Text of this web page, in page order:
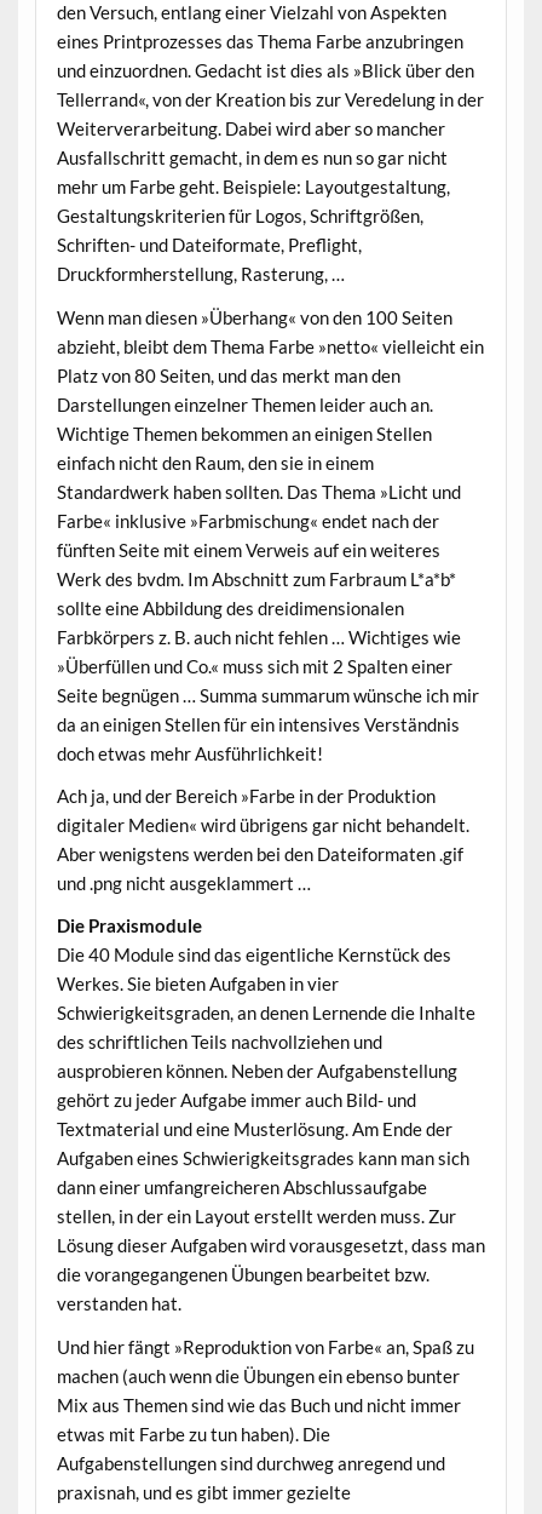
den Versuch, entlang einer Vielzahl von Aspekten
eines Printprozesses das Thema Farbe anzubringen
und einzuordnen. Gedacht ist dies als »Blick über den
Tellerrand«, von der Kreation bis zur Veredelung in der
Weiterverarbeitung. Dabei wird aber so mancher
Ausfallschritt gemacht, in dem es nun so gar nicht
mehr um Farbe geht. Beispiele: Layoutgestaltung,
Gestaltungskriterien für Logos, Schriftgrößen,
Schriften- und Dateiformate, Preflight,
Druckformherstellung, Rasterung, …
Wenn man diesen »Überhang« von den 100 Seiten
abzieht, bleibt dem Thema Farbe »netto« vielleicht ein
Platz von 80 Seiten, und das merkt man den
Darstellungen einzelner Themen leider auch an.
Wichtige Themen bekommen an einigen Stellen
einfach nicht den Raum, den sie in einem
Standardwerk haben sollten. Das Thema »Licht und
Farbe« inklusive »Farbmischung« endet nach der
fünften Seite mit einem Verweis auf ein weiteres
Werk des bvdm. Im Abschnitt zum Farbraum L*a*b*
sollte eine Abbildung des dreidimensionalen
Farbkörpers z. B. auch nicht fehlen … Wichtiges wie
»Überfüllen und Co.« muss sich mit 2 Spalten einer
Seite begnügen … Summa summarum wünsche ich mir
da an einigen Stellen für ein intensives Verständnis
doch etwas mehr Ausführlichkeit!
Ach ja, und der Bereich »Farbe in der Produktion
digitaler Medien« wird übrigens gar nicht behandelt.
Aber wenigstens werden bei den Dateiformaten .gif
und .png nicht ausgeklammert …
Die Praxismodule
Die 40 Module sind das eigentliche Kernstück des
Werkes. Sie bieten Aufgaben in vier
Schwierigkeitsgraden, an denen Lernende die Inhalte
des schriftlichen Teils nachvollziehen und
ausprobieren können. Neben der Aufgabenstellung
gehört zu jeder Aufgabe immer auch Bild- und
Textmaterial und eine Musterlösung. Am Ende der
Aufgaben eines Schwierigkeitsgrades kann man sich
dann einer umfangreicheren Abschlussaufgabe
stellen, in der ein Layout erstellt werden muss. Zur
Lösung dieser Aufgaben wird vorausgesetzt, dass man
die vorangegangenen Übungen bearbeitet bzw.
verstanden hat.
Und hier fängt »Reproduktion von Farbe« an, Spaß zu
machen (auch wenn die Übungen ein ebenso bunter
Mix aus Themen sind wie das Buch und nicht immer
etwas mit Farbe zu tun haben). Die
Aufgabenstellungen sind durchweg anregend und
praxisnah, und es gibt immer gezielte